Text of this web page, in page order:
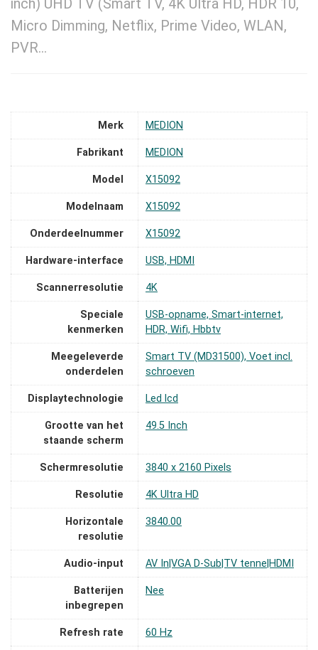
inch) UHD TV (Smart TV, 4K Ultra HD, HDR 10,
Micro Dimming, Netflix, Prime Video, WLAN,
PVR…
Merk ‎MEDION
Fabrikant ‎MEDION
Model ‎X15092
Modelnaam ‎X15092
Onderdeelnummer ‎X15092
Hardware-interface ‎USB, HDMI
Scannerresolutie ‎4K
Speciale
kenmerken
‎USB-opname, Smart-internet,
HDR, Wifi, Hbbtv
Meegeleverde
onderdelen
‎Smart TV (MD31500), Voet incl.
schroeven
Displaytechnologie ‎Led lcd
Grootte van het
staande scherm
‎49.5 Inch
Schermresolutie ‎3840 x 2160 Pixels
Resolutie ‎4K Ultra HD
Horizontale
resolutie
‎3840.00
Audio-input ‎AV In|VGA D-Sub|TV tenne|HDMI
Batterijen
inbegrepen
‎Nee
Refresh rate ‎60 Hz